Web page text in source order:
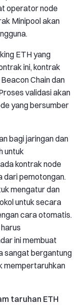
operator node
Minipool akan
ETH yang
ini, kontrak
Chain dan
validasi akan
yang bersumber
bagi jaringan dan
untuk
kontrak node
dari pemotongan.
mengatur dan
untuk secara
cara otomatis.
ini membuat
sangat bergantung
mempertaruhkan
taruhan ETH